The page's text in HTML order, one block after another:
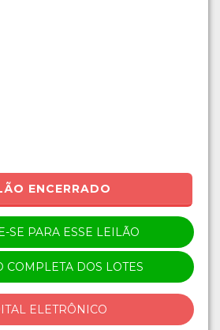
ENCERRADO
SE PARA ESSE LEILÃO
COMPLETA DOS LOTES
ELETRÔNICO